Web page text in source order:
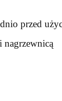
przed
nagrzewnicą